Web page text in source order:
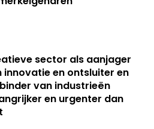
sector als aanjager
innovatie en ontsluiter en
van industrieën
en urgenter dan